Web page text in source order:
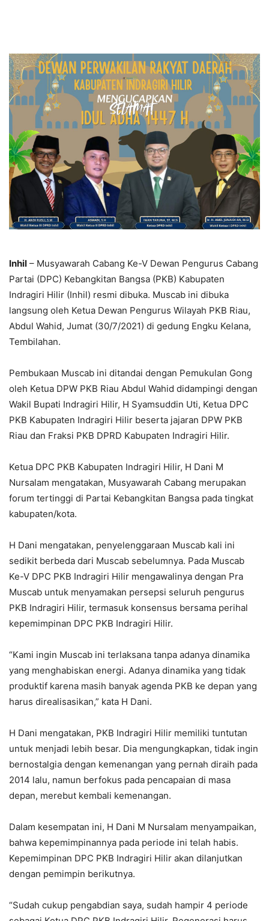
Inhil – Musyawarah Cabang Ke-V Dewan Pengurus Cabang
Partai (DPC) Kebangkitan Bangsa (PKB) Kabupaten
Indragiri Hilir (Inhil) resmi dibuka. Muscab ini dibuka
langsung oleh Ketua Dewan Pengurus Wilayah PKB Riau,
Abdul Wahid, Jumat (30/7/2021) di gedung Engku Kelana,
Tembilahan.
Pembukaan Muscab ini ditandai dengan Pemukulan Gong
oleh Ketua DPW PKB Riau Abdul Wahid didampingi dengan
Wakil Bupati Indragiri Hilir, H Syamsuddin Uti, Ketua DPC
PKB Kabupaten Indragiri Hilir beserta jajaran DPW PKB
Riau dan Fraksi PKB DPRD Kabupaten Indragiri Hilir.
Ketua DPC PKB Kabupaten Indragiri Hilir, H Dani M
Nursalam mengatakan, Musyawarah Cabang merupakan
forum tertinggi di Partai Kebangkitan Bangsa pada tingkat
kabupaten/kota.
H Dani mengatakan, penyelenggaraan Muscab kali ini
sedikit berbeda dari Muscab sebelumnya. Pada Muscab
Ke-V DPC PKB Indragiri Hilir mengawalinya dengan Pra
Muscab untuk menyamakan persepsi seluruh pengurus
PKB Indragiri Hilir, termasuk konsensus bersama perihal
kepemimpinan DPC PKB Indragiri Hilir.
“Kami ingin Muscab ini terlaksana tanpa adanya dinamika
yang menghabiskan energi. Adanya dinamika yang tidak
produktif karena masih banyak agenda PKB ke depan yang
harus direalisasikan,” kata H Dani.
H Dani mengatakan, PKB Indragiri Hilir memiliki tuntutan
untuk menjadi lebih besar. Dia mengungkapkan, tidak ingin
bernostalgia dengan kemenangan yang pernah diraih pada
2014 lalu, namun berfokus pada pencapaian di masa
depan, merebut kembali kemenangan.
Dalam kesempatan ini, H Dani M Nursalam menyampaikan,
bahwa kepemimpinannya pada periode ini telah habis.
Kepemimpinan DPC PKB Indragiri Hilir akan dilanjutkan
dengan pemimpin berikutnya.
“Sudah cukup pengabdian saya, sudah hampir 4 periode